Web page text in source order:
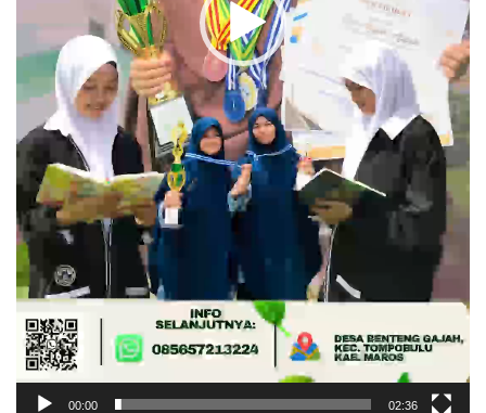
00:00 02:36